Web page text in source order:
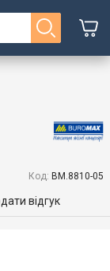
Код: BM.8810-05
відгук